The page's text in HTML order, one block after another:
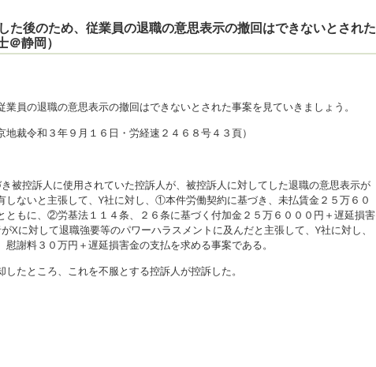
後のため、従業員の退職の意思表示の撤回はできないとされた
静岡）
員の退職の意思表示の撤回はできないとされた事案を見ていきましょう。
地裁令和３年９月１６日・労経速２４６８号４３頁）
被控訴人に使用されていた控訴人が、被控訴人に対してした退職の意思表示が
しないと主張して、Y社に対し、①本件労働契約に基づき、未払賃金２５万６０
ともに、②労基法１１４条、２６条に基づく付加金２５万６０００円＋遅延損害
Xに対して退職強要等のパワーハラスメントに及んだと主張して、Y社に対し、
謝料３０万円＋遅延損害金の支払を求める事案である。
たところ、これを不服とする控訴人が控訴した。